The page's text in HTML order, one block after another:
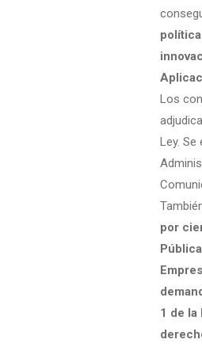
Los
Ley.
por
1 de la